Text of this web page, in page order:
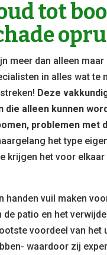
tot
meer dan alleen
in alles wat te
Deze
die alleen kunnen
problemen
het type
krijgen het voor
handen vuil maken
patio en het
voordeel van
waardoor zij